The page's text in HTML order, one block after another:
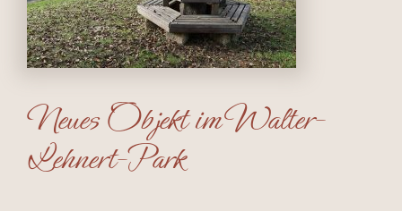
Neues Objekt im Walter-
Lehnert-Park